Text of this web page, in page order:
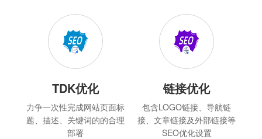
TDK优化
力争一次性完成网站页面标
题、描述、关键词的的合理
部署
链接优化
包含LOGO链接、导航链
接、文章链接及外部链接等
SEO优化设置